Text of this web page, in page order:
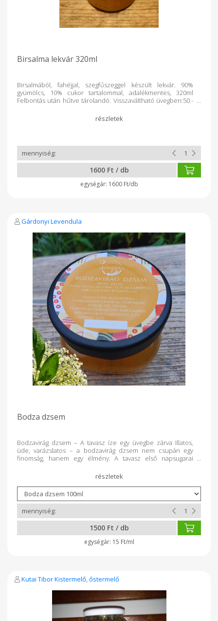
Birsalma lekvár 320ml
Birsalmából, fahéjjal, szegfűszeggel készült lekvár. 90%
gyümölcs, 10% cukor tartalommal, adalékmentes, 320ml
Felbontás után hűtve tárolandó. Visszaváltható üvegben:50.-
1600 Ft / db
1600 Ft/db
Gárdonyi Levendula
Bodza dzsem
Bodzavirág dzsem – A tavasz íze egy üvegbe zárva Illatos,
üde, varázslatos – a bodzavirág dzsem nem csupán egy
finomság, hanem egy élmény. A tavasz első napsugarai
hangulata. A frissen szedett, aprólékosan válogatott
bodzavirágokból készült dzsem lágyan édes, enyhén
citrusos, és különleges aromájával azonnal elvarázsol. Kiváló
választás: friss vajas kalácsra vagy croissantra palacsintába
vagy gofrira natúr joghurtba keverve sajtok mellé – különösen
friss kecskesajthoz torták, pohárkrémek vagy mousse-ok
különleges rétegeként Ez a dzsem nem a megszokott: ez egy
kis üvegbe zárt tavaszi mese, amit minden ínyenc szívesen
megismer.
1500 Ft / db
15 Ft/ml
Kutai Tibor Kistermelő, őstermelő